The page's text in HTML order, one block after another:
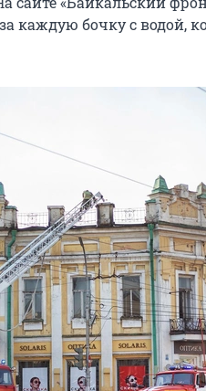
каждую бочку с водой,